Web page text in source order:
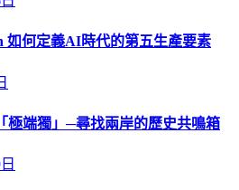
何定義AI時代的第五生產要素
極端獨」─尋找兩岸的歷史共鳴箱